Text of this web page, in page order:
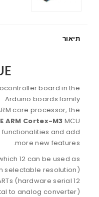
תיאור
board in the
Arduino boards family.
core processor, the
ARM Cortex-M3 MCU,
and add
more new features.
12 can be used as
selectable resolution),
(hardware serial
to analog converter),